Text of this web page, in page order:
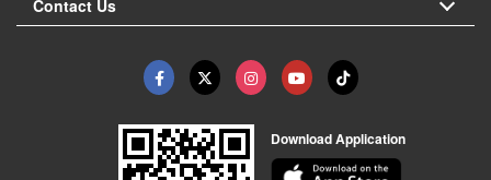
Contact Us
Download Application